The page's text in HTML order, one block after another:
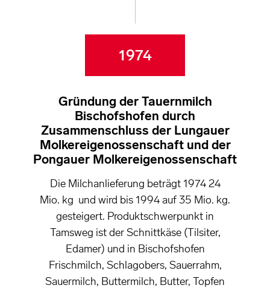
1974
Gründung der Tauernmilch
Bischofshofen durch
Zusammenschluss der Lungauer
Molkereigenossenschaft und der
Pongauer Molkereigenossenschaft
Die Milchanlieferung beträgt 1974 24
Mio. kg und wird bis 1994 auf 35 Mio. kg.
gesteigert. Produktschwerpunkt in
Tamsweg ist der Schnittkäse (Tilsiter,
Edamer) und in Bischofshofen
Frischmilch, Schlagobers, Sauerrahm,
Sauermilch, Buttermilch, Butter, Topfen